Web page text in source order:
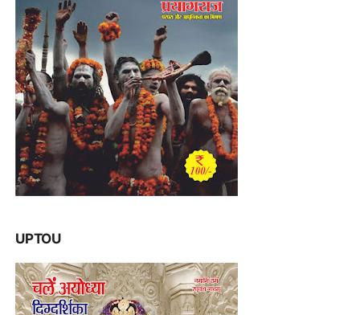
UPTOU